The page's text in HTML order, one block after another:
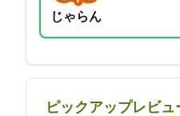
じゃらん
ピックアップレビュ